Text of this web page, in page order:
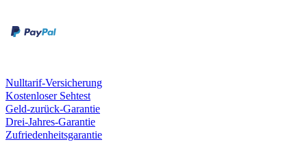
Nulltarif-Versicherung
Kostenloser Sehtest
Geld-zurück-Garantie
Drei-Jahres-Garantie
Zufriedenheitsgarantie